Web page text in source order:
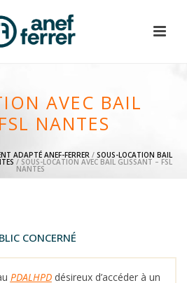
AVEC BAIL
NANTES
ADAPTÉ ANEF-FERRER/ SOUS-LOCATION BAIL
/ SOUS-LOCATION AVEC BAIL GLISSANT – FSL
NANTES
CONCERNÉ
PDALHPDdésireux d’accéder à un